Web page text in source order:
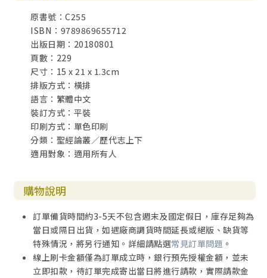
原書號：C255
ISBN：9789869655712
出版日期：20180801
頁數：229
尺寸：15 x 21 x 1.3cm
排版方式：橫排
語言：繁體中文
裝訂方式：平裝
印刷方式：單色印刷
分類：聖經論叢／歷代志上下
適用對象：適用所有人
購物說明
訂單備貨時間約3-5天不包含週末及國定假日，庫存足夠為
當日或隔日出貨，如遇廠商調貨時間延長或絕版、缺貨等
特殊情況，將另行通知。詳細請點選常見訂單問題 。
線上刷卡金額僅為訂單成立時，銀行預先授權金額，並未
立即扣款，待訂單完成寄出當日將進行請款，實際請款金